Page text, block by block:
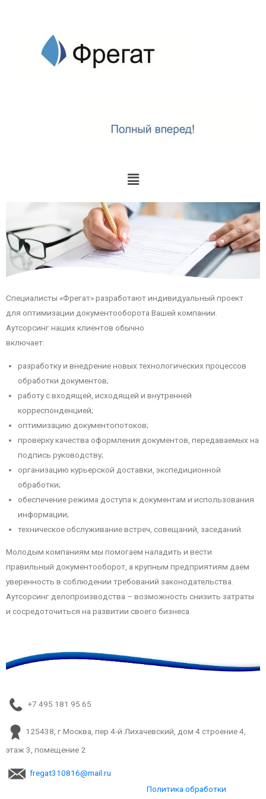
Специалисты «Фрегат» разработают индивидуальный проект
для оптимизации документооборота Вашей компании.
Аутсорсинг наших клиентов обычно
включает:
разработку и внедрение новых технологических процессов
обработки документов;
работу с входящей, исходящей и внутренней
корреспонденцией;
оптимизацию документопотоков;
проверку качества оформления документов, передаваемых на
подпись руководству;
организацию курьерской доставки, экспедиционной
обработки;
обеспечение режима доступа к документам и использования
информации;
техническое обслуживание встреч, совещаний, заседаний.
Молодым компаниям мы помогаем наладить и вести
правильный документооборот, а крупным предприятиям даем
уверенность в соблюдении требований законодательства.
Аутсорсинг делопроизводства – возможность снизить затраты
и сосредоточиться на развитии своего бизнеса.
+7 495 181 95 65
125438, г.Москва, пер 4-й Лихачевский, дом 4 строение 4,
этаж 3, помещение 2
fregat310816@mail.ru
Политика обработки